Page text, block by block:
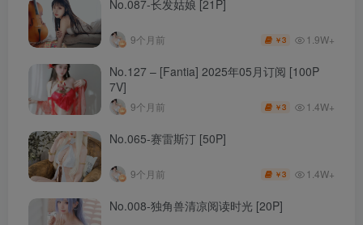
No.087-长发姑娘 [21P]
9个月前 ￥3 1.9W+
No.127 – [Fantia] 2025年05月订阅 [100P
7V]
9个月前 ￥3 1.4W+
No.065-赛雷斯汀 [50P]
9个月前 ￥3 1.4W+
No.008-独角兽清凉阅读时光 [20P]